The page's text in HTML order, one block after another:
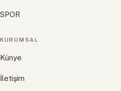
SPOR
KURUMSAL
Künye
İletişim